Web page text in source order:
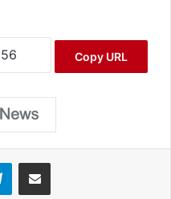
Copy URL
Telegram